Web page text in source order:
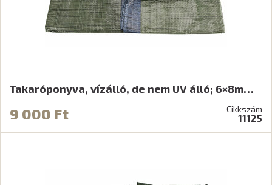
Takaróponyva, vízálló, de nem UV álló; 6×8m…
9 000 Ft Cikkszám
11125